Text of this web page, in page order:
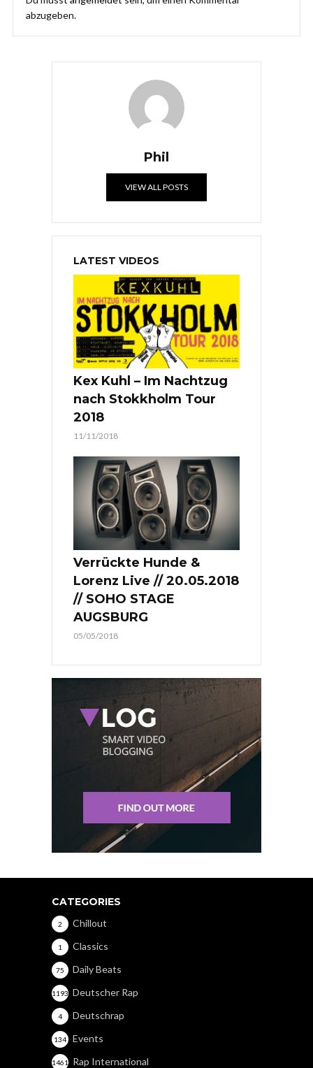
abzugeben.
Phil
VIEW ALL POSTS
LATEST VIDEOS
Kex Kuhl – Im Nachtzug
nach Stokkholm Tour
2018
11/11/2018
Verrückte Hunde &
Lorenz Live // 20.05.2018
// SOHO STAGE
AUGSBURG
05/05/2018
CATEGORIES
Chillout
2
Classics
1
Daily Beats
75
Deutscher Rap
1193
Deutschrap
4
Events
134
Rap International
1461